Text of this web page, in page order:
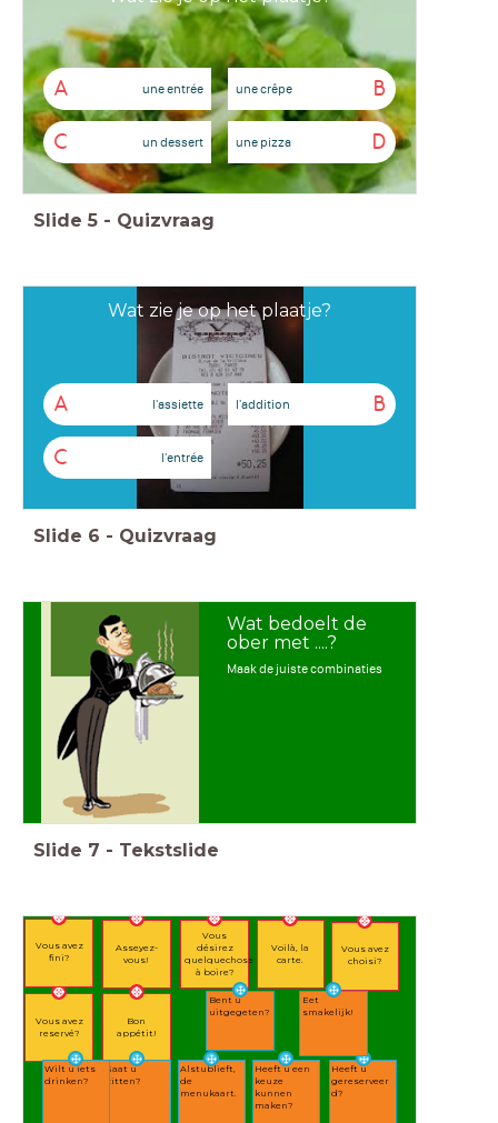
A une entrée B
une crêpe
C un dessert D
une pizza
Slide 5 - Quizvraag
Wat zie je op het plaatje?
A l'assiette B
l'addition
C l'entrée
Slide 6 - Quizvraag
Wat bedoelt de
ober met ....?
Maak de juiste combinaties
Slide 7 - Tekstslide
Vous avez
reservé?
Asseyez-
vous!
Vous
désirez
quelquechose
à boire?
Voilà, la
carte.
Vous avez
choisi?
Vous avez
fini?
Bon
appétit!
Heeft u
gereserveer
d?
Gaat u
zitten?
Wilt u iets
drinken?
Alstublieft,
de
menukaart.
Heeft u een
keuze
kunnen
maken?
Bent u
uitgegeten?
Eet
smakelijk!